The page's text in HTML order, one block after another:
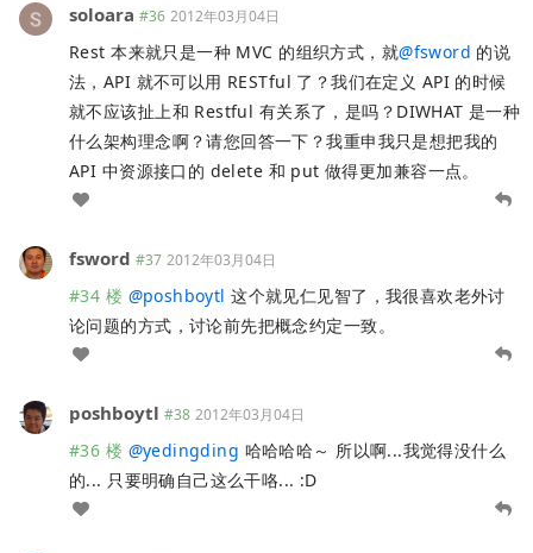
soloara #36 2012年03月04日
Rest 本来就只是一种 MVC 的组织方式，就@fsword 的说
法，API 就不可以用 RESTful 了？我们在定义 API 的时候
就不应该扯上和 Restful 有关系了，是吗？DIWHAT 是一种
什么架构理念啊？请您回答一下？我重申我只是想把我的
API 中资源接口的 delete 和 put 做得更加兼容一点。
fsword #37 2012年03月04日
#34 楼 @poshboytl 这个就见仁见智了，我很喜欢老外讨
论问题的方式，讨论前先把概念约定一致。
poshboytl #38 2012年03月04日
#36 楼 @yedingding 哈哈哈哈～ 所以啊...我觉得没什么
的... 只要明确自己这么干咯... :D